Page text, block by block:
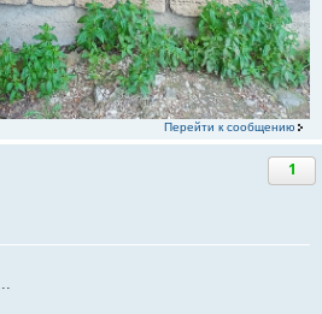
Перейти к сообщению
1